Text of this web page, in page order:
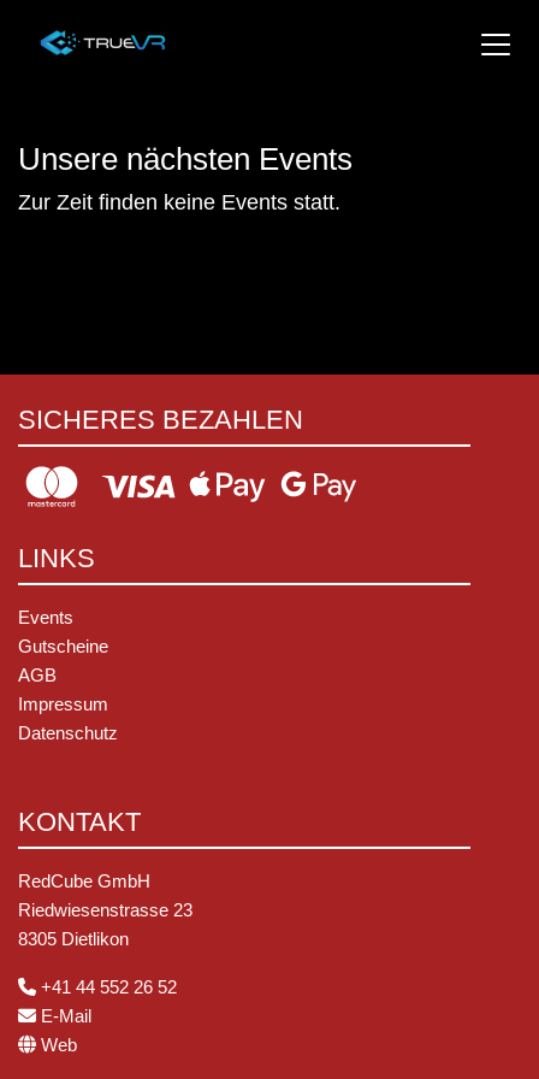
Unsere nächsten Events
Zur Zeit finden keine Events statt.
SICHERES BEZAHLEN
LINKS
Events
Gutscheine
AGB
Impressum
Datenschutz
KONTAKT
RedCube GmbH
Riedwiesenstrasse 23
8305 Dietlikon
+41 44 552 26 52
E-Mail
Web